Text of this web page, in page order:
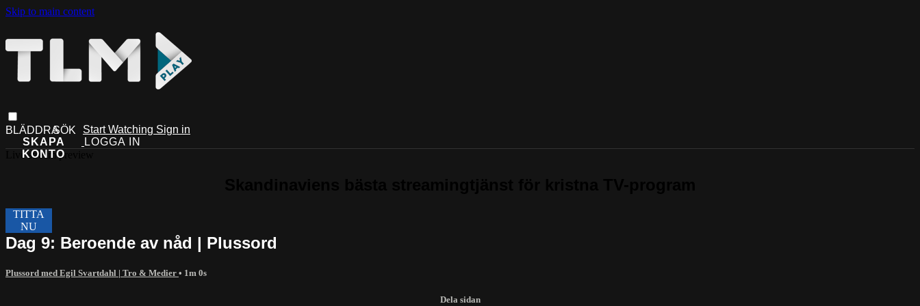
Skip to main content
Start Watching Sign in
Live stream preview
Dag 9: Beroende av nåd | Plussord
Plussord med Egil Svartdahl | Tro & Medier • 1m 0s